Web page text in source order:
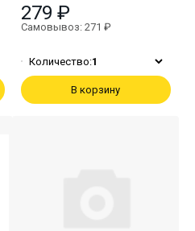
279 ₽
Самовывоз: 271 ₽
Количество:1
В корзину